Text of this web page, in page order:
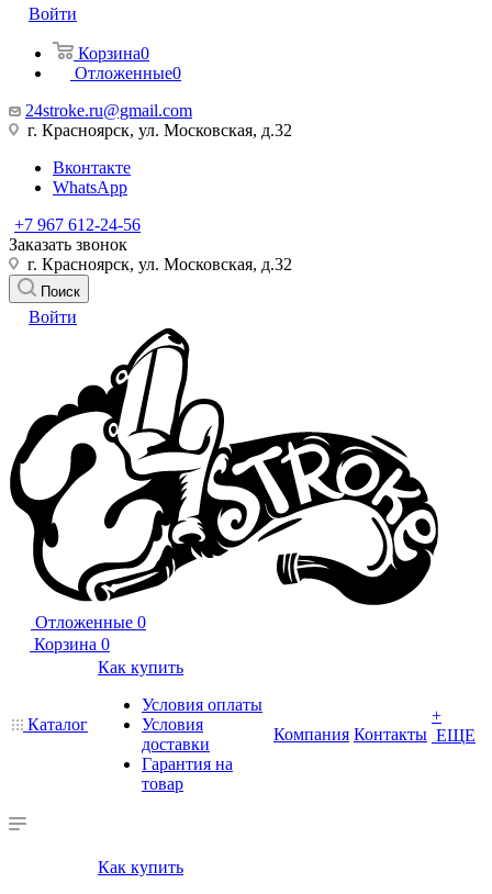
Войти
Корзина0
Отложенные0
24stroke.ru@gmail.com
г. Красноярск, ул. Московская, д.32
Вконтакте
WhatsApp
+7 967 612-24-56
Заказать звонок
г. Красноярск, ул. Московская, д.32
Поиск
Войти
Отложенные 0
Корзина 0
Каталог
Как купить
Условия оплаты
Условия
доставки
Гарантия на
товар
Компания Контакты
+
ЕЩЕ
Как купить